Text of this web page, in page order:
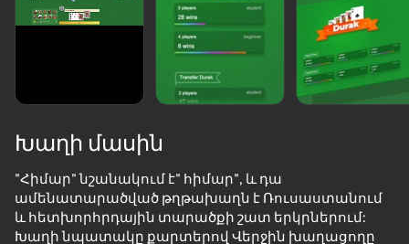
Geometry Wave: Online Editor
76
Obby: Break Your Bones 3D Ragdoll
75
ChickZ Stack
59 89
Խաղի մասին
"Հիմար" նշանակում է" հիմար", և դա
ամենատարածված թղթախաղն է Ռուսաստանում
և հետխորհրդային տարածքի շատ երկրներում:
Խաղի նպատակը քարտերով Վերջին խաղացողը